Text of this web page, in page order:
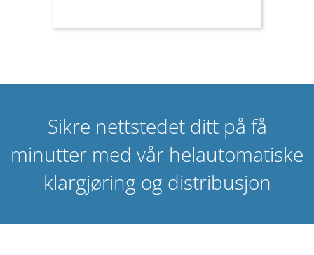
Sikre nettstedet ditt på få
minutter med vår helautomatiske
klargjøring og distribusjon